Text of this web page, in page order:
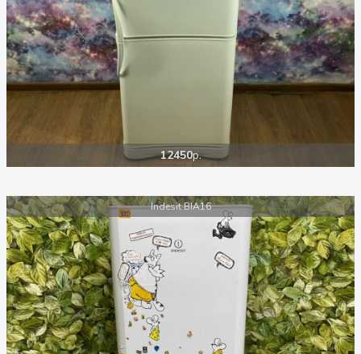
12450р.
Indesit BIA16